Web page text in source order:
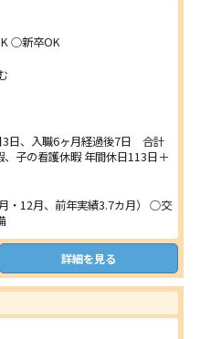
○新卒OK
3日、入職6ヶ月経過後7日 合計
子の看護休暇 年間休日113日＋
・12月、前年実績3.7カ月） ○交
詳細を見る